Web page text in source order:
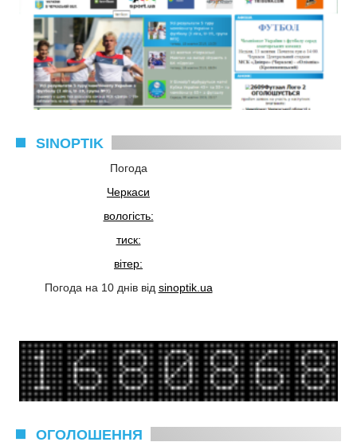
SINOPTIK
Погода
Черкаси
вологість:
тиск:
вітер:
Погода на 10 днів від sinoptik.ua
ОГОЛОШЕННЯ